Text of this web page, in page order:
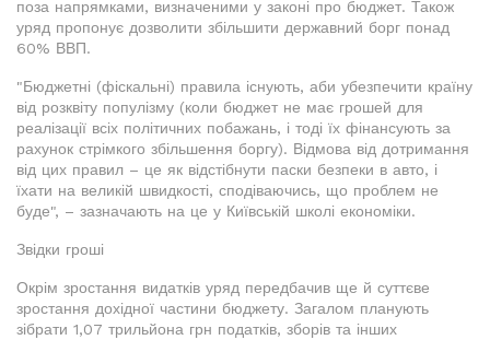
поза напрямками, визначеними у законі про бюджет. Також
уряд пропонує дозволити збільшити державний борг понад
60% ВВП.
"Бюджетні (фіскальні) правила існують, аби убезпечити країну
від розквіту популізму (коли бюджет не має грошей для
реалізації всіх політичних побажань, і тоді їх фінансують за
рахунок стрімкого збільшення боргу). Відмова від дотримання
від цих правил – це як відстібнути паски безпеки в авто, і
їхати на великій швидкості, сподіваючись, що проблем не
буде", – зазначають на це у Київській школі економіки.
Звідки гроші
Окрім зростання видатків уряд передбачив ще й суттєве
зростання дохідної частини бюджету. Загалом планують
зібрати 1,07 трильйона грн податків, зборів та інших